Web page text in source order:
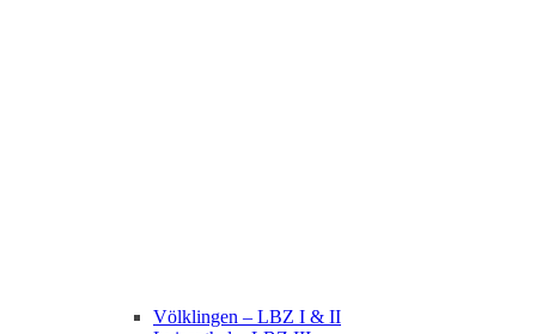
Völklingen – LBZ I & II